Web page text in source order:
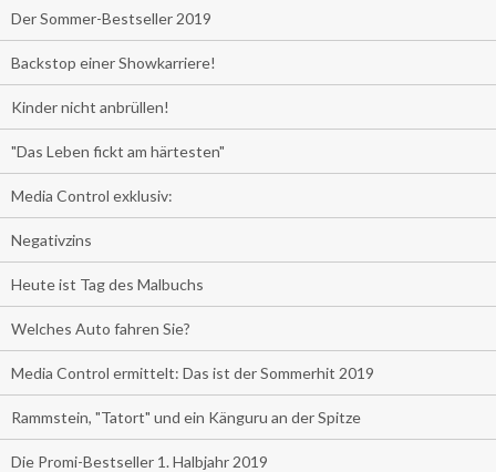
Der Sommer-Bestseller 2019
Backstop einer Showkarriere!
Kinder nicht anbrüllen!
"Das Leben fickt am härtesten"
Media Control exklusiv:
Negativzins
Heute ist Tag des Malbuchs
Welches Auto fahren Sie?
Media Control ermittelt: Das ist der Sommerhit 2019
Rammstein, "Tatort" und ein Känguru an der Spitze
Die Promi-Bestseller 1. Halbjahr 2019